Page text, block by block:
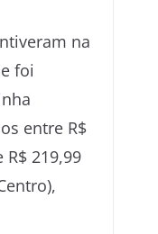
na
foi
entre R$
R$ 219,99